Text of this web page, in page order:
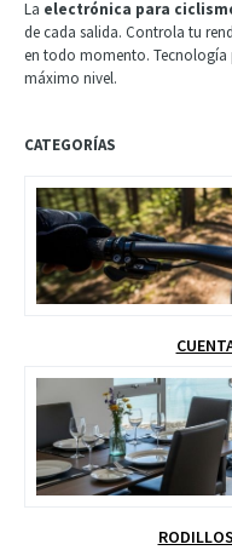
La electrónica para
de cada salida. Controla tu
en todo momento. Tecnología
máximo nivel.
CATEGORÍAS